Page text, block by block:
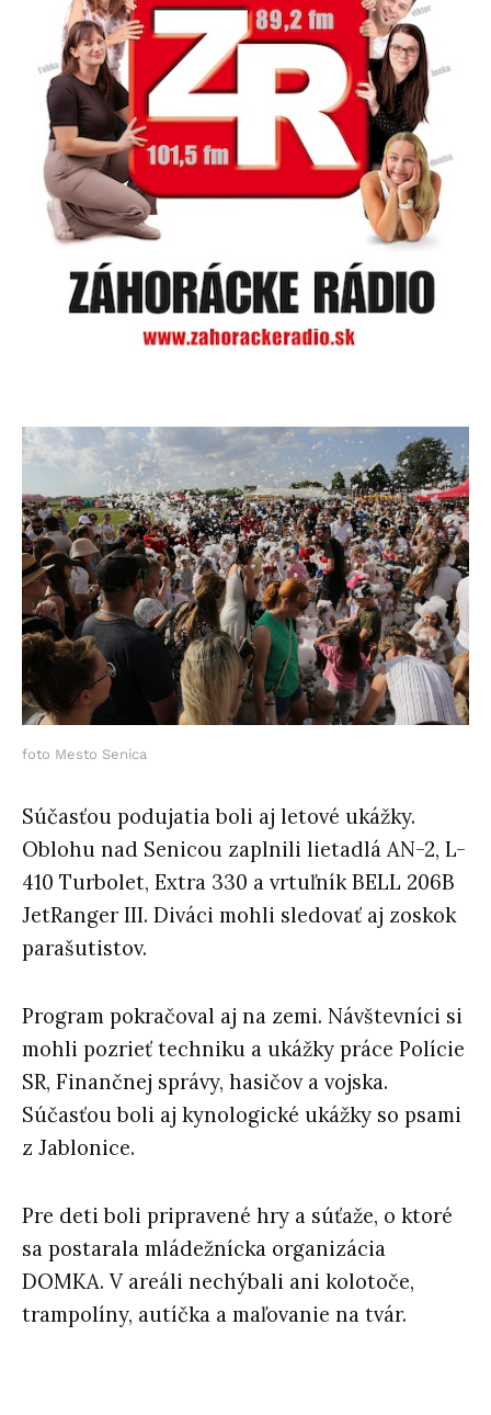
foto Mesto Senica
Súčasťou podujatia boli aj letové ukážky.
Oblohu nad Senicou zaplnili lietadlá AN-2, L-
410 Turbolet, Extra 330 a vrtuľník BELL 206B
JetRanger III. Diváci mohli sledovať aj zoskok
parašutistov.
Program pokračoval aj na zemi. Návštevníci si
mohli pozrieť techniku a ukážky práce Polície
SR, Finančnej správy, hasičov a vojska.
Súčasťou boli aj kynologické ukážky so psami
z Jablonice.
Pre deti boli pripravené hry a súťaže, o ktoré
sa postarala mládežnícka organizácia
DOMKA. V areáli nechýbali ani kolotoče,
trampolíny, autíčka a maľovanie na tvár.